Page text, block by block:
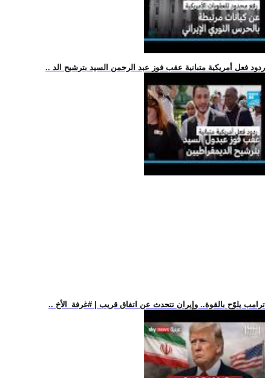
.. ردود فعل أمريكية متبانية عقب فوز عبد الرحمن السيد بترشيح الد
.. ترامب يلوّح بالقوة.. وإيران تتحدث عن اتفاق قريب | #غرفة_الأخ